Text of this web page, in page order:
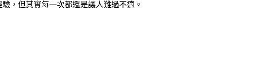
，但其實每一次都還是讓人難過不適。